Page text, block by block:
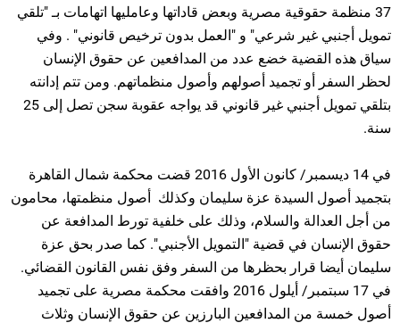
37 منظمة حقوقية مصرية وبعض قاداتها وعامليها اتهامات بـ "تلقي
تمويل أجنبي غير شرعي" و "العمل بدون ترخيص قانوني" . وفي
سياق هذه القضية خضع عدد من المدافعين عن حقوق الإنسان
لحظر السفر أو تجميد أصولهم وأصول منظماتهم. ومن تتم إدانته
بتلقي تمويل أجنبي غير قانوني قد يواجه عقوبة سجن تصل إلى 25
سنة.
في 14 ديسمبر/ كانون الأول 2016 قضت محكمة شمال القاهرة
بتجميد أصول السيدة عزة سليمان وكذلك أصول منظمتها، محامون
من أجل العدالة والسلام، وذلك على خلفية تورط المدافعة عن
حقوق الإنسان في قضية "التمويل الأجنبي". كما صدر بحق عزة
سليمان أيضا قرار بحظرها من السفر وفق نفس القانون القضائي.
في 17 سبتمبر/ أيلول 2016 وافقت محكمة مصرية على تجميد
أصول خمسة من المدافعين البارزين عن حقوق الإنسان وثلاث